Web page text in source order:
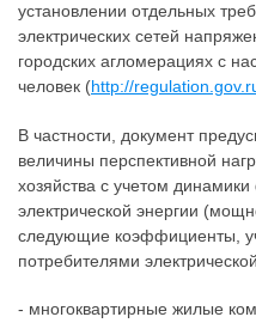
установлении отдельных
электрических сетей
городских агломерациях с
человек (http://
В частности, документ
величины перспективной
хозяйства с учетом
электрической энергии
следующие коэффициенты,
потребителями
- многоквартирные жилые